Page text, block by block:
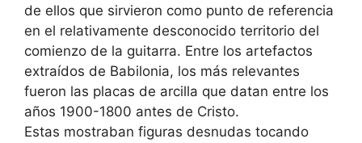
de ellos que sirvieron como punto de referencia
en el relativamente desconocido territorio del
comienzo de la guitarra. Entre los artefactos
extraídos de Babilonia, los más relevantes
fueron las placas de arcilla que datan entre los
años 1900-1800 antes de Cristo.
Estas mostraban figuras desnudas tocando